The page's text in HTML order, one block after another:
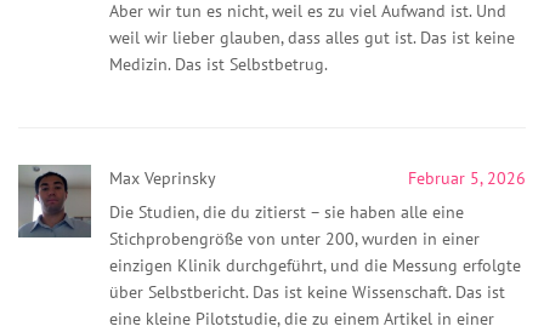
Aber wir tun es nicht, weil es zu viel Aufwand ist. Und
weil wir lieber glauben, dass alles gut ist. Das ist keine
Medizin. Das ist Selbstbetrug.
Max Veprinsky
Februar 5, 2026
Die Studien, die du zitierst – sie haben alle eine
Stichprobengröße von unter 200, wurden in einer
einzigen Klinik durchgeführt, und die Messung erfolgte
über Selbstbericht. Das ist keine Wissenschaft. Das ist
eine kleine Pilotstudie, die zu einem Artikel in einer